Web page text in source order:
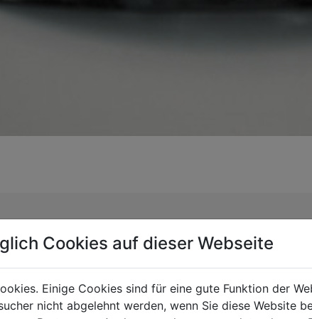
groß muss ein
Cookies auf dieser Webseite
Einige Cookies sind für eine gute Funktion der
nicht abgelehnt werden, wenn Sie diese Website